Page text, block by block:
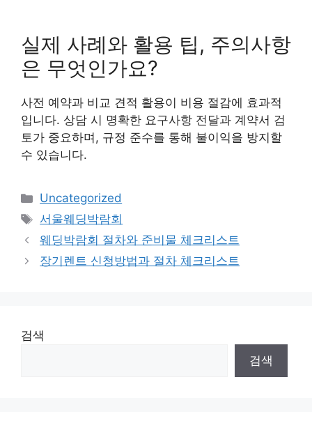
실제 사례와 활용 팁, 주의사항
은 무엇인가요?
사전 예약과 비교 견적 활용이 비용 절감에 효과적
입니다. 상담 시 명확한 요구사항 전달과 계약서 검
토가 중요하며, 규정 준수를 통해 불이익을 방지할
수 있습니다.
카
테
리
Uncategorized
태
그
서울웨딩박람회
웨딩박람회 절차와 준비물 체크리스트
장기렌트 신청방법과 절차 체크리스트
검색
검색